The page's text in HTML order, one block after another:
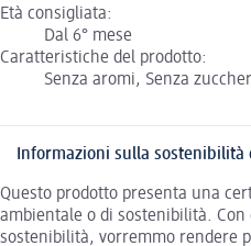
Età consigliata:
Dal 6° mese
Caratteristiche del prodotto:
Senza aromi, Senza
Informazioni sulla
Questo prodotto presenta una
ambientale o di sostenibilità.
sostenibilità, vorremmo rendere